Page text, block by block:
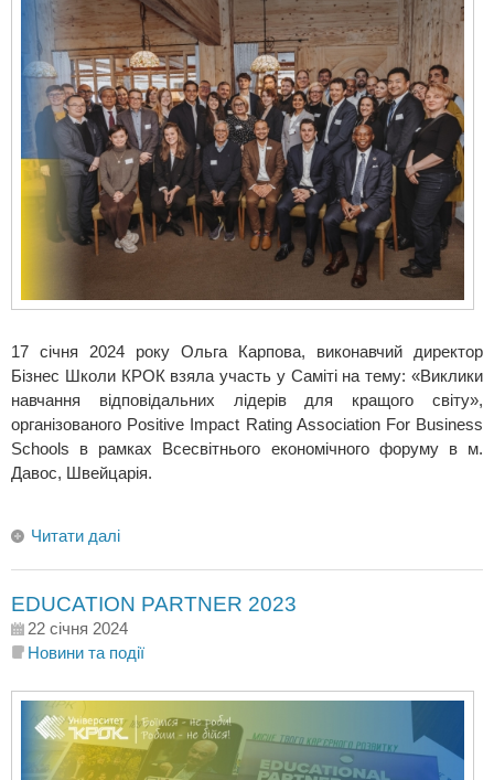
17 січня 2024 року Ольга Карпова, виконавчий директор
Бізнес Школи КРОК взяла участь у Саміті на тему: «Виклики
навчання відповідальних лідерів для кращого світу»,
організованого Positive Impact Rating Association For Business
Schools в рамках Всесвітнього економічного форуму в м.
Давос, Швейцарія.
Читати далі
EDUCATION PARTNER 2023
22 січня 2024
Новини та події